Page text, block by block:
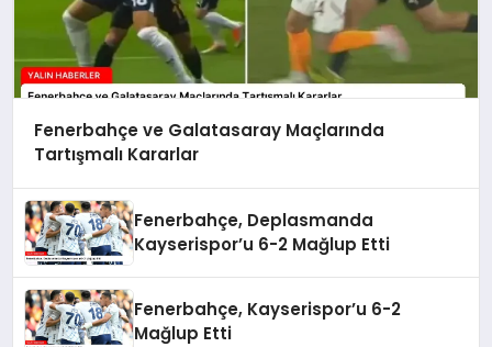
Fenerbahçe ve Galatasaray Maçlarında
Tartışmalı Kararlar
Fenerbahçe, Deplasmanda
Kayserispor’u 6-2 Mağlup Etti
Fenerbahçe, Kayserispor’u 6-2
Mağlup Etti